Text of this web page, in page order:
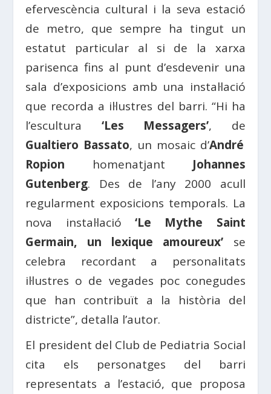
efervescència cultural i la seva estació
de metro, que sempre ha tingut un
estatut particular al si de la xarxa
parisenca fins al punt d’esdevenir una
sala d’exposicions amb una instal·lació
que recorda a il·lustres del barri. “Hi ha
l’escultura ‘Les Messagers’, de
Gualtiero Bassato, un mosaic d’André
Ropion homenatjant Johannes
Gutenberg. Des de l’any 2000 acull
regularment exposicions temporals. La
nova instal·lació ‘Le Mythe Saint
Germain, un lexique amoureux’ se
celebra recordant a personalitats
il·lustres o de vegades poc conegudes
que han contribuït a la història del
districte”, detalla l’autor.
El president del Club de Pediatria Social
cita els personatges del barri
representats a l’estació, que proposa